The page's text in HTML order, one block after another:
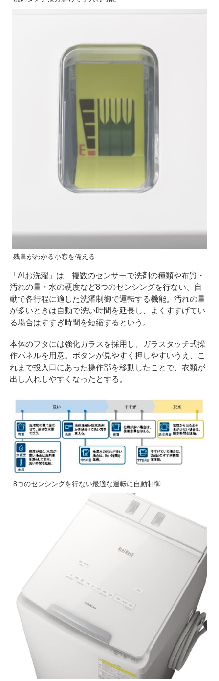
残量がわかる小窓を備える
「AIお洗濯」は、複数のセンサーで洗剤の種類や布質・
汚れの量・水の硬度など8つのセンシングを行ない、自
動で各行程に適した洗濯制御で運転する機能。汚れの量
が多いときは自動で洗い時間を延長し、よくすすげてい
る場合はすすぎ時間を短縮するという。
本体のフタには強化ガラスを採用し、ガラスタッチ式操
作パネルを用意。ボタンが見やすく押しやすいうえ、こ
れまで投入口にあった操作部を移動したことで、衣類が
出し入れしやすくなったとする。
8つのセンシングを行ない最適な運転に自動制御